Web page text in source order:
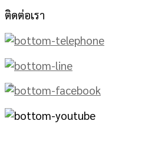
ติดต่อเรา